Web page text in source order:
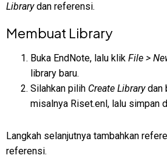
Librarydan referensi.
Membuat Library
Buka EndNote, lalu klik File >
library baru.
Silahkan pilih Create Librarydan
misalnya Riset.enl, lalu simpan
Langkah selanjutnya tambahkan
referensi.